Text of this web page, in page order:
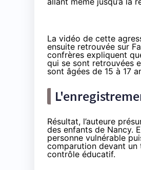
La vidéo de cette
ensuite retrouvée sur
confrères expliquent
qui se sont retrouvées
sont âgées de 15 à 17
Résultat, l’auteure
des enfants de Nancy.
personne vulnérable
comparution devant un
contrôle éducatif.